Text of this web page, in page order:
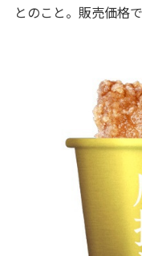
とのこと。販売価格